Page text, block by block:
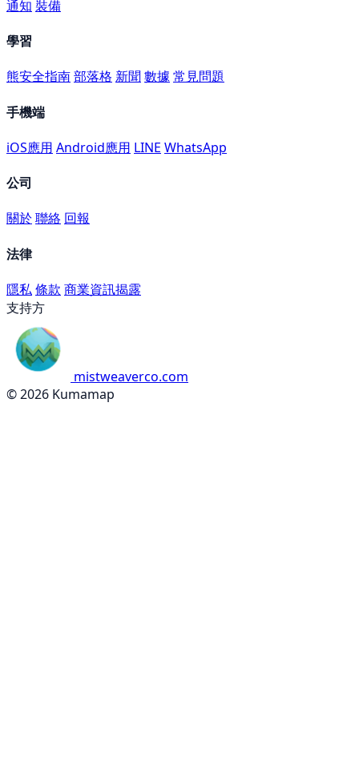
通知 裝備
學習
熊安全指南部落格 新聞數據 常見問題
手機端
iOS應用 Android應用 LINE WhatsApp
公司
關於聯絡 回報
法律
隱私條款 商業資訊揭露
支持方
mistweaverco.com
© 2026 Kumamap